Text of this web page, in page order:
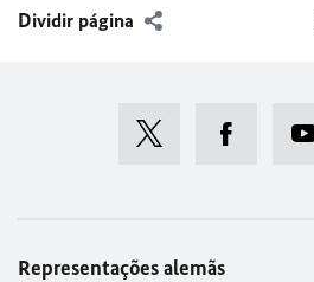
Dividir página
Representações alemãs